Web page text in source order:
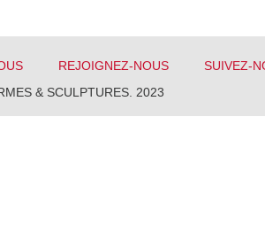
REJOIGNEZ-NOUS
SUIVEZ-
& SCULPTURES. 2023